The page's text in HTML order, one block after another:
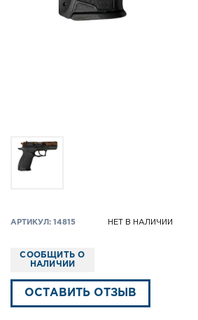
АРТИКУЛ: 14815 НЕТ В НАЛИЧИИ
СООБЩИТЬ О
НАЛИЧИИ
ОСТАВИТЬ ОТЗЫВ